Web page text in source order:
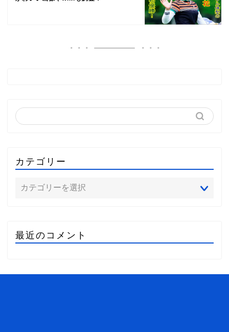
カテゴリー
最近のコメント